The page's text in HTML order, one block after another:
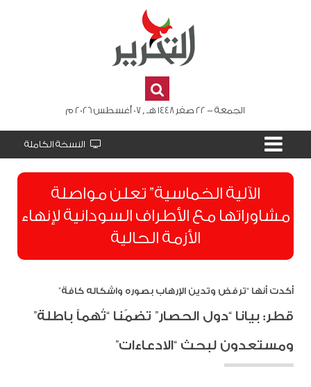
الجمعة - 22 صفر 1448 هـ , 07 أغسطس 2026 م
النسخة الكاملة
الآلية الخماسية” تعلن مواصلة
مشاوراتها مع الأطراف السودانية لإنهاء
الأزمة الحالية
أكدت أنها “ترفض وتدين الإرهاب بصوره واشكاله كافة”
قطر: بيانا “دول الحصار” تضمًنا “تُهماً باطلة”
ومستعدون لبحث “الادعاءات”